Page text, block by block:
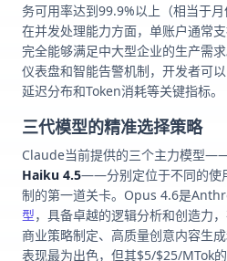
务可用率达到99.9%以上（相当于月
在并发处理能力方面，单账户通常
完全能够满足中大型企业的生产需
仪表盘和智能告警机制，开发者可
延迟分布和Token消耗等关键指标。
三代模型的精准选择策略
Claude当前提供的三个主力模型
Haiku 4.5——分别定位于不同的使
制的第一道关卡。Opus 4.6是
型，具备卓越的逻辑分析和创造力
商业策略制定、高质量创意内容生
表现最为出色，但其$5/$25/MTok的